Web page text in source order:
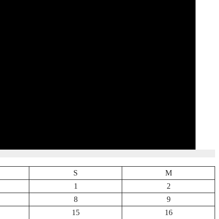
S
M
1
2
8
9
15
16